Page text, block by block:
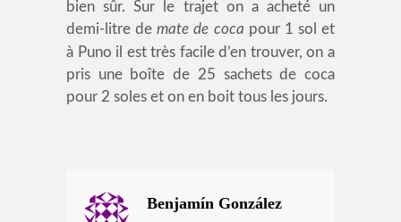
bien sûr. Sur le trajet on a acheté un
demi-litre demate de coca pour 1 sol et
à Puno il est très facile d’en trouver, on a
pris une boîte de 25 sachets de coca
pour 2 soles et on en boit tous les jours.
Benjamín González